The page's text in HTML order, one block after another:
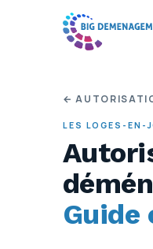
←
LES LOGES-EN-
Guide